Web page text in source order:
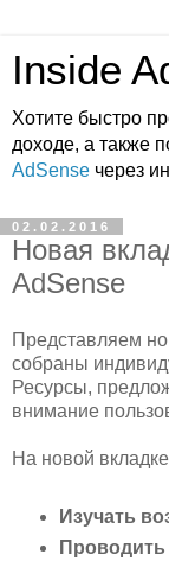
Inside
Хотите быстро
доходе, а также
AdSense через
02.02.2016
Новая
AdSense
Представляем
собраны
Ресурсы,
внимание
На новой
Изучать